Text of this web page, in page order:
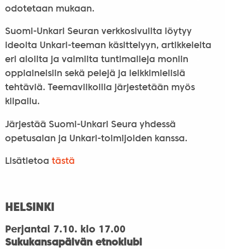
odotetaan mukaan.
Suomi-Unkari Seuran verkkosivuilta löytyy
ideoita Unkari-teeman käsittelyyn, artikkeleita
eri aloilta ja valmiita tuntimalleja moniin
oppiaineisiin sekä pelejä ja leikkimielisiä
tehtäviä. Teemaviikoilla järjestetään myös
kilpailu.
Järjestää Suomi-Unkari Seura yhdessä
opetusalan ja Unkari-toimijoiden kanssa.
Lisätietoa tästä
HELSINKI
Perjantai 7.10. klo 17.00
Sukukansapäivän etnoklubi